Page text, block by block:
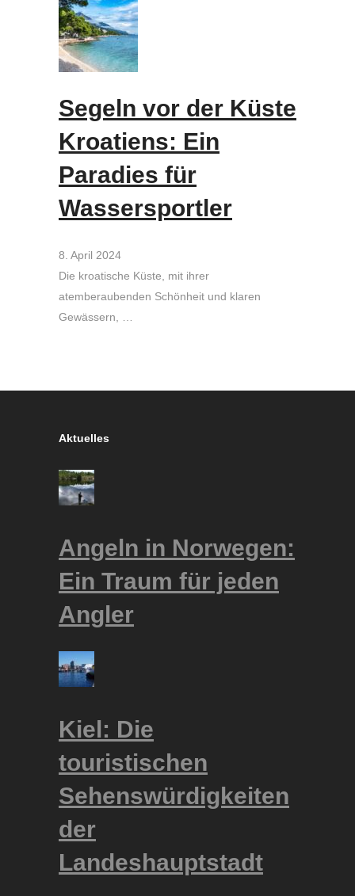
Segeln vor der Küste
Kroatiens: Ein
Paradies für
Wassersportler
8. April 2024
Die kroatische Küste, mit ihrer
atemberaubenden Schönheit und klaren
Gewässern, …
Aktuelles
Angeln in Norwegen:
Ein Traum für jeden
Angler
Kiel: Die
touristischen
Sehenswürdigkeiten
der
Landeshauptstadt